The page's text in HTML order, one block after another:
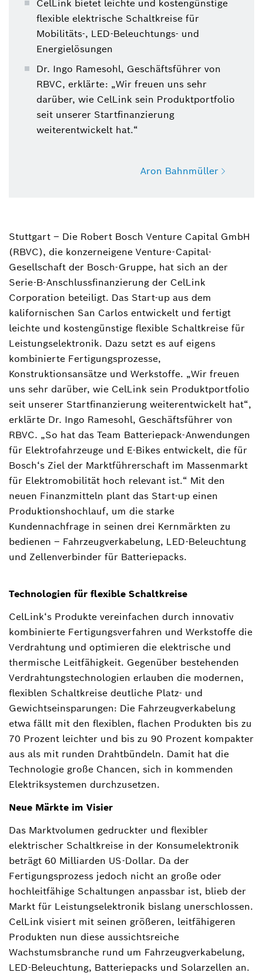
CelLink bietet leichte und kostengünstige
flexible elektrische Schaltkreise für
Mobilitäts-, LED-Beleuchtungs- und
Energielösungen
Dr. Ingo Ramesohl, Geschäftsführer von
RBVC, erklärte: „Wir freuen uns sehr
darüber, wie CelLink sein Produktportfolio
seit unserer Startfinanzierung
weiterentwickelt hat.“
Aron Bahnmüller
+49 711 811-47950
Stuttgart – Die Robert Bosch Venture Capital GmbH
(RBVC), die konzerneigene Venture-Capital-
Gesellschaft der Bosch-Gruppe, hat sich an der
Serie-B-Anschlussfinanzierung der CelLink
Corporation beteiligt. Das Start-up aus dem
kalifornischen San Carlos entwickelt und fertigt
leichte und kostengünstige flexible Schaltkreise für
Leistungselektronik. Dazu setzt es auf eigens
kombinierte Fertigungsprozesse,
Konstruktionsansätze und Werkstoffe. „Wir freuen
uns sehr darüber, wie CelLink sein Produktportfolio
seit unserer Startfinanzierung weiterentwickelt hat“,
erklärte Dr. Ingo Ramesohl, Geschäftsführer von
RBVC. „So hat das Team Batteriepack-Anwendungen
für Elektrofahrzeuge und E-Bikes entwickelt, die für
Bosch‘s Ziel der Marktführerschaft im Massenmarkt
für Elektromobilität hoch relevant ist.“ Mit den
neuen Finanzmitteln plant das Start-up einen
Produktionshochlauf, um die starke
Kundennachfrage in seinen drei Kernmärkten zu
bedienen – Fahrzeugverkabelung, LED-Beleuchtung
und Zellenverbinder für Batteriepacks.
Technologien für flexible Schaltkreise
CelLink‘s Produkte vereinfachen durch innovativ
kombinierte Fertigungsverfahren und Werkstoffe die
Verdrahtung und optimieren die elektrische und
thermische Leitfähigkeit. Gegenüber bestehenden
Verdrahtungstechnologien erlauben die modernen,
flexiblen Schaltkreise deutliche Platz- und
Gewichtseinsparungen: Die Fahrzeugverkabelung
etwa fällt mit den flexiblen, flachen Produkten bis zu
70 Prozent leichter und bis zu 90 Prozent kompakter
aus als mit runden Drahtbündeln. Damit hat die
Technologie große Chancen, sich in kommenden
Elektriksystemen durchzusetzen.
Neue Märkte im Visier
Das Marktvolumen gedruckter und flexibler
elektrischer Schaltkreise in der Konsumelektronik
beträgt 60 Milliarden US-Dollar. Da der
Fertigungsprozess jedoch nicht an große oder
hochleitfähige Schaltungen anpassbar ist, blieb der
Markt für Leistungselektronik bislang unerschlossen.
CelLink visiert mit seinen größeren, leitfähigeren
Produkten nun diese aussichtsreiche
Wachstumsbranche rund um Fahrzeugverkabelung,
LED-Beleuchtung, Batteriepacks und Solarzellen an.